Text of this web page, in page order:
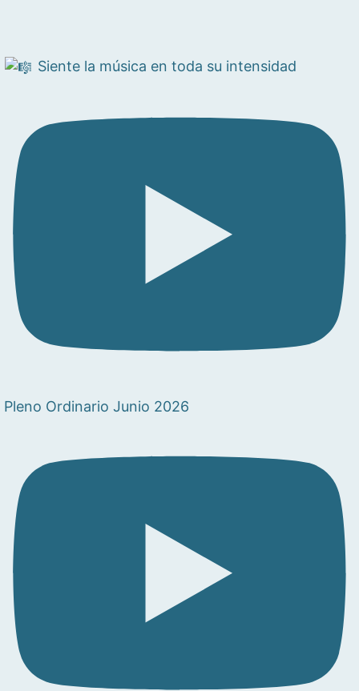
Siente la música en toda su intensidad
Pleno Ordinario Junio 2026